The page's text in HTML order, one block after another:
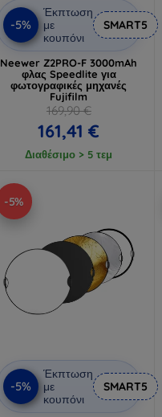
-5%
Έκπτωση
με
κουπόνι
SMART5
Neewer Z2PRO-F 3000mAh
φλας Speedlite για
φωτογραφικές μηχανές
Fujifilm
169,90 €
161,41 €
Διαθέσιμο > 5 τεμ
-5%
-5%
Έκπτωση
με
κουπόνι
SMART5